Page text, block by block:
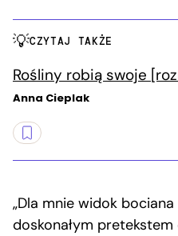
CZYTAJ TAKŻE
Rośliny robią swoje
Anna Cieplak
„Dla mnie widok
doskonałym